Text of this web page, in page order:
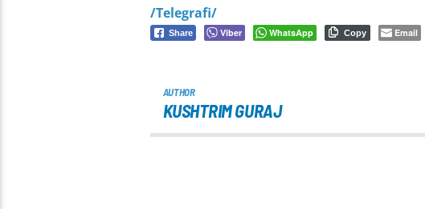
/Telegrafi/
Share Viber WhatsApp Copy Email
AUTHOR
KUSHTRIM GURAJ